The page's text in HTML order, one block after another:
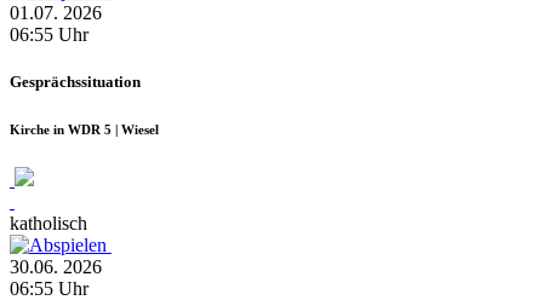
01.07. 2026
06:55 Uhr
Gesprächssituation
Kirche in WDR 5 | Wiesel
katholisch
30.06. 2026
06:55 Uhr